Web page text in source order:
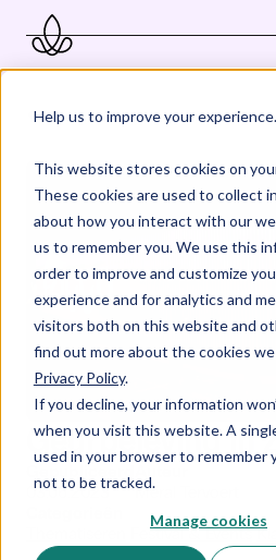
Help us to improve your experience.
This website stores cookies on
These cookies are used to collect
about how you interact with our
us to remember you. We use this
order to improve and customize
experience and for analytics and
visitors both on this website and
find out more about the cookies
Privacy Policy.
If you decline, your information
when you visit this website. A
used in your browser to remember
not to be tracked.
Manage cookies
Thematiseren
03.06.2023
Meral Tervoert
Festival & Events
Geurbelevingin